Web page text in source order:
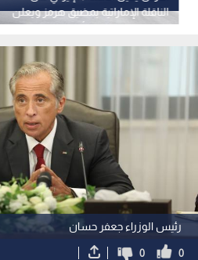
الناقلة الإماراتية بمضيق هرمز ويعلن
تضامنه الكامل مع أبوظبي
رئيس الوزراء جعفر حسان
0
0